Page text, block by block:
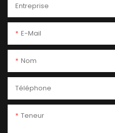
Entreprise
E-Mail
Nom
Téléphone
Teneur